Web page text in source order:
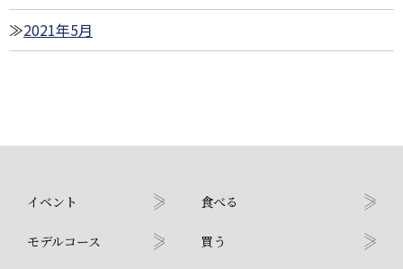
2021年5月
イベント
モデルコース
食べる
買う